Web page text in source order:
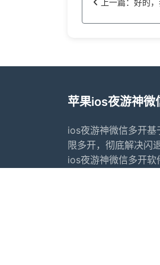
上一篇：好的
苹果ios夜游神微
ios夜游神微信多开
限多开，彻底解决闪
ios夜游神微信多开软